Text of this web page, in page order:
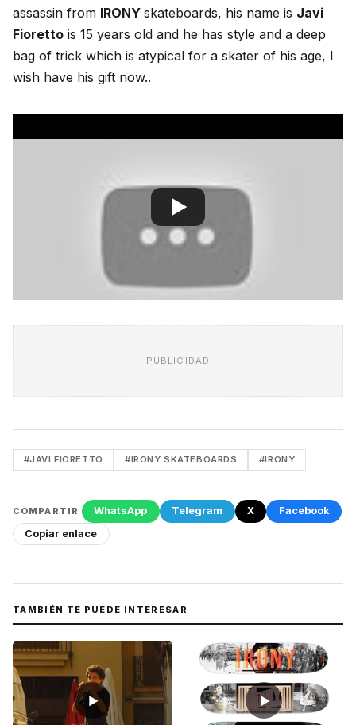
assassin from IRONY skateboards, his name is Javi
Fioretto is 15 years old and he has style and a deep
bag of trick which is atypical for a skater of his age, I
wish have his gift now..
PUBLICIDAD
#JAVI FIORETTO #IRONY SKATEBOARDS #IRONY
COMPARTIR WhatsApp Telegram X
Facebook
Copiar enlace
TAMBIÉN TE PUEDE INTERESAR
▶ ▶